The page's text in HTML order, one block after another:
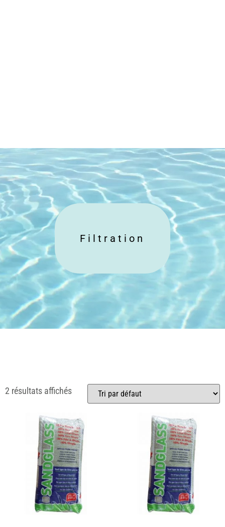
Filtration
2 résultats affichés